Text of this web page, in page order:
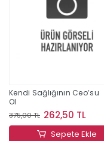
Kendi Sağlığının Ceo’su
Ol
375,00 TL 262,50 TL
Sepete Ekle